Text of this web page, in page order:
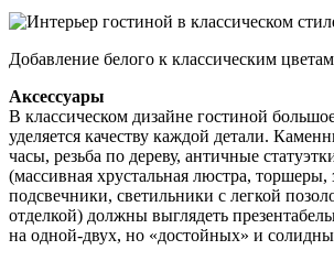
Добавление белого к классическим цветам
Аксессуары
В классическом дизайне гостиной
уделяется качеству каждой детали.
часы, резьба по дереву, античные
(массивная хрустальная люстра, торшеры,
подсвечники, светильники с легкой
отделкой) должны выглядеть
на одной-двух, но «достойных» и